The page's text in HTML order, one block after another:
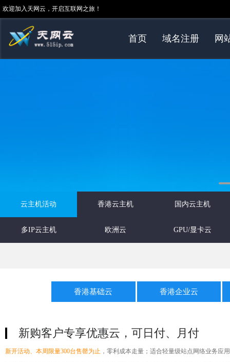
欢迎加入天网云，开启互联网之旅！
首页 域名注册 网
云主机活动 香港云主机 国内云主机
多IP云主机 欧洲云 GPU/显卡云
香港基础云 香港企业云
新购客户专享优惠云，可日付、月付
新开活动、本周限量300台售罄为止 ，零利成本走量；适合轻量级站点网络业务应